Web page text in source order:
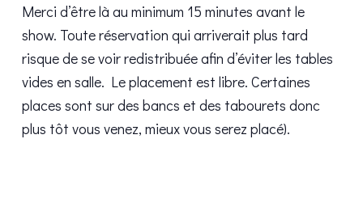
Merci d’être là au minimum 15 minutes avant le
show. Toute réservation qui arriverait plus tard
risque de se voir redistribuée afin d’éviter les tables
vides en salle. Le placement est libre. Certaines
places sont sur des bancs et des tabourets donc
plus tôt vous venez, mieux vous serez placé).